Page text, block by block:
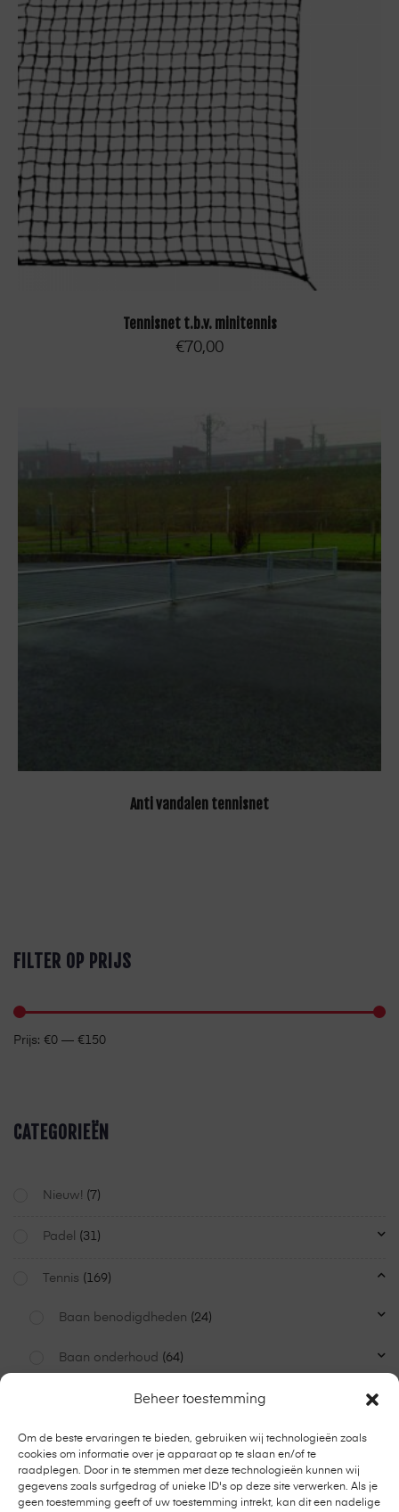
Beheer toestemming
Om de beste ervaringen te bieden, gebruiken wij technologieën zoals
cookies om informatie over je apparaat op te slaan en/of te
raadplegen. Door in te stemmen met deze technologieën kunnen wij
gegevens zoals surfgedrag of unieke ID's op deze site verwerken. Als je
geen toestemming geeft of uw toestemming intrekt, kan dit een nadelige
TOEVOEGEN AAN WINKELWAGEN
Tennisnet t.b.v. minitennis
€70,00
LEES VERDER
Anti vandalen tennisnet
FILTER OP PRIJS
Prijs: €0 — €150
CATEGORIEËN
Nieuw! (7)
Padel (31)
Tennis (169)
Baan benodigdheden (24)
Baan onderhoud (64)
Inrichtingsportpark (42)
Minitennis (3)
Tennisnetpalen